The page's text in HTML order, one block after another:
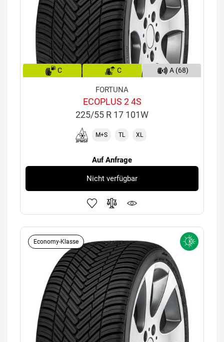
C C A (68)
FORTUNA
ECOPLUS 2 4S
225/55 R 17 101W
M+S TL XL
Auf Anfrage
Nicht verfügbar
Economy-Klasse